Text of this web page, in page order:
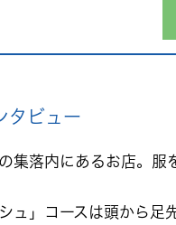
タビュー
集落内にあるお店。服
ュ」コースは頭から